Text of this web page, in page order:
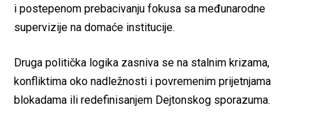
i postepenom prebacivanju fokusa sa međunarodne
supervizije na domaće institucije.
Druga politička logika zasniva se na stalnim krizama,
konfliktima oko nadležnosti i povremenim prijetnjama
blokadama ili redefinisanjem Dejtonskog sporazuma.